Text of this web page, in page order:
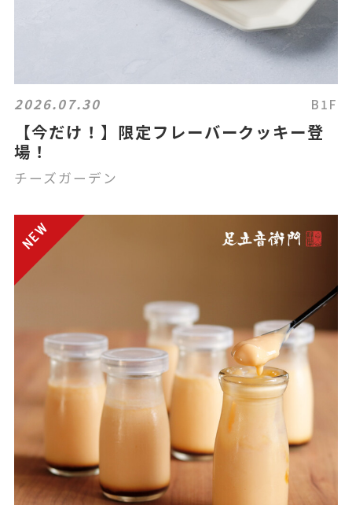
2026.07.30 B1F
【今だけ！】限定フレーバークッキー登
場！
チーズガーデン